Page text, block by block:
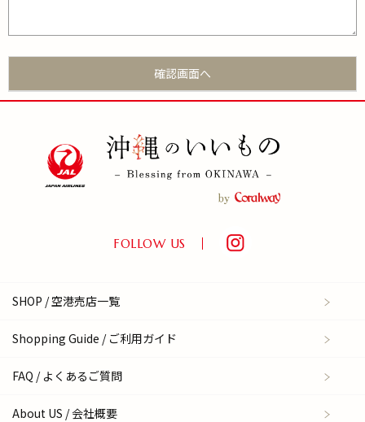
FOLLOW US
SHOP / 空港売店一覧
Shopping Guide / ご利用ガイド
FAQ / よくあるご質問
About US / 会社概要